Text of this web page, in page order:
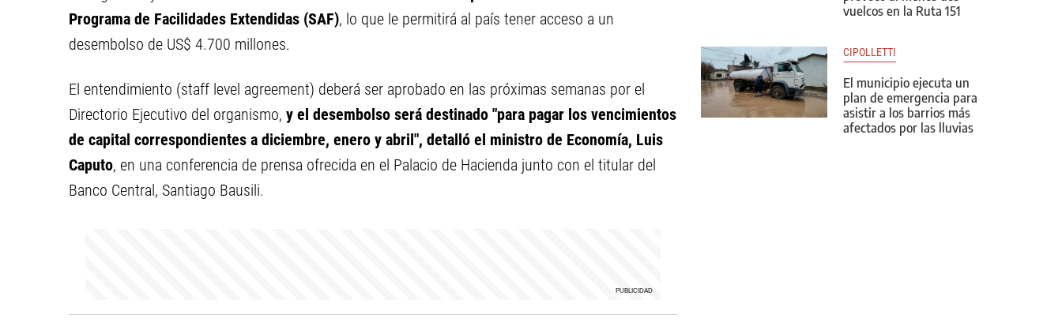
Programa de Facilidades Extendidas (SAF), lo que le permitirá al país tener acceso a un
desembolso de US$ 4.700 millones.
El entendimiento (staff level agreement) deberá ser aprobado en las próximas semanas por el
Directorio Ejecutivo del organismo, y el desembolso será destinado "para pagar los vencimientos
de capital correspondientes a diciembre, enero y abril", detalló el ministro de Economía, Luis
Caputo, en una conferencia de prensa ofrecida en el Palacio de Hacienda junto con el titular del
Banco Central, Santiago Bausili.
vuelcos en la Ruta 151
CIPOLLETTI
El municipio ejecuta un
plan de emergencia para
asistir a los barrios más
afectados por las lluvias